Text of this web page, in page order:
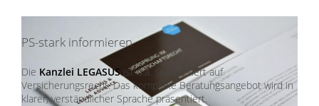
PS-stark informieren
Die Kanzlei LEGASUSist u.a. spezialisiert auf
Versicherungsrecht. Das komplexe Beratungsangebot wird in
klarer, verständlicher Sprache präsentiert.